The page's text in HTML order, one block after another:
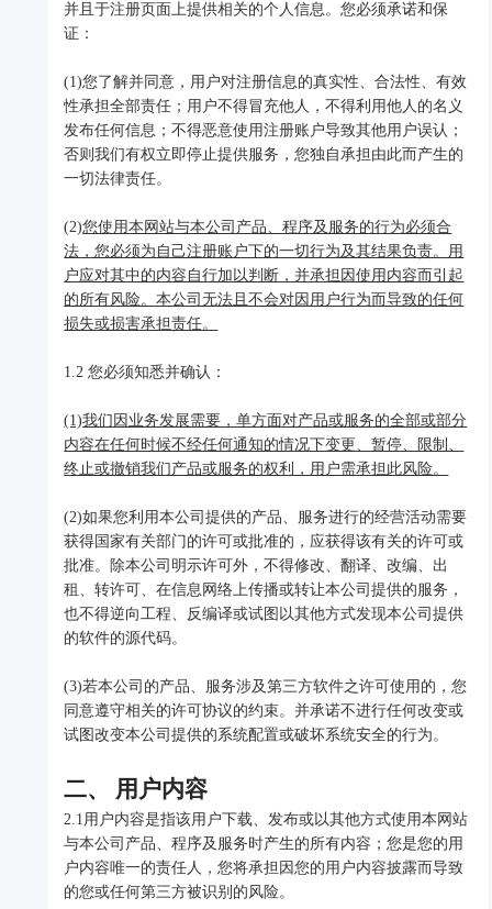
并且于注册页面上提供相关的个人信息。您必须承诺和保
证：
(1)您了解并同意，用户对注册信息的真实性、合法性、有效
性承担全部责任；用户不得冒充他人，不得利用他人的名义
发布任何信息；不得恶意使用注册账户导致其他用户误认；
否则我们有权立即停止提供服务，您独自承担由此而产生的
一切法律责任。
(2)您使用本网站与本公司产品、程序及服务的行为必须合
法，您必须为自己注册账户下的一切行为及其结果负责。用
户应对其中的内容自行加以判断，并承担因使用内容而引起
的所有风险。本公司无法且不会对因用户行为而导致的任何
损失或损害承担责任。
1.2 您必须知悉并确认：
(1)我们因业务发展需要，单方面对产品或服务的全部或部分
内容在任何时候不经任何通知的情况下变更、暂停、限制、
终止或撤销我们产品或服务的权利，用户需承担此风险。
(2)如果您利用本公司提供的产品、服务进行的经营活动需要
获得国家有关部门的许可或批准的，应获得该有关的许可或
批准。除本公司明示许可外，不得修改、翻译、改编、出
租、转许可、在信息网络上传播或转让本公司提供的服务，
也不得逆向工程、反编译或试图以其他方式发现本公司提供
的软件的源代码。
(3)若本公司的产品、服务涉及第三方软件之许可使用的，您
同意遵守相关的许可协议的约束。并承诺不进行任何改变或
试图改变本公司提供的系统配置或破坏系统安全的行为。
二、 用户内容
2.1用户内容是指该用户下载、发布或以其他方式使用本网站
与本公司产品、程序及服务时产生的所有内容；您是您的用
户内容唯一的责任人，您将承担因您的用户内容披露而导致
的您或任何第三方被识别的风险。